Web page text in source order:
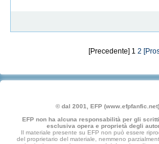
[Precedente] 1 2
© dal 2001, EFP
EFP non ha alcuna responsabilità per gli
esclusiva opera e proprietà degli
Il materiale presente su EFP non può essere
del proprietario del materiale, nemmeno